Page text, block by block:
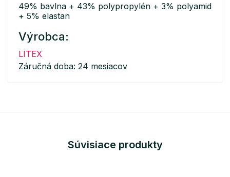
49% bavlna + 43% polypropylén + 3% polyamid
+ 5% elastan
Výrobca:
LITEX
Záručná doba: 24 mesiacov
Súvisiace produkty